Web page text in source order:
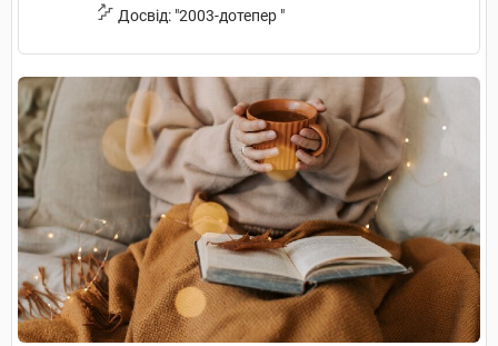
Досвід: "2003-дотепер "